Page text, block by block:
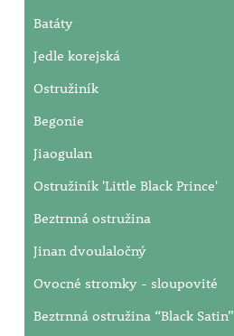
Batáty
Jedle korejská
Ostružiník
Begonie
Jiaogulan
Ostružiník 'Little Black Prince'
Beztrnná ostružina
Jinan dvoulaločný
Ovocné stromky - sloupovité
Beztrnná ostružina “Black Satin”